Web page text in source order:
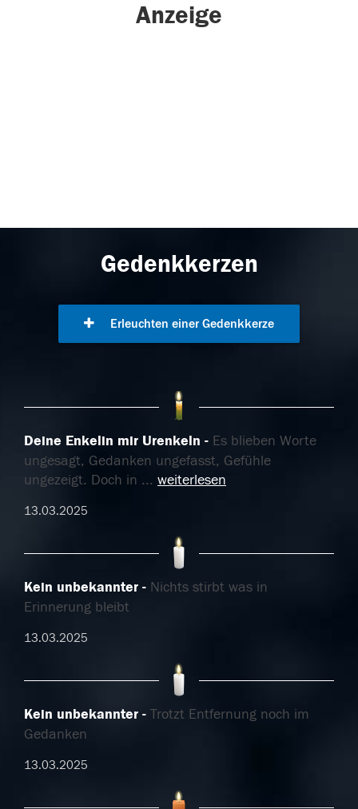
Anzeige
Gedenkkerzen
Erleuchten einer Gedenkkerze
Deine Enkelin mir Urenkeln
Es blieben Worte
ungesagt, Gedanken ungefasst, Gefühle
ungezeigt. Doch in ... weiterlesen
13.03.2025
Kein unbekannter
Nichts stirbt was in
Erinnerung bleibt
13.03.2025
Kein unbekannter
Trotzt Entfernung noch im
Gedanken
13.03.2025